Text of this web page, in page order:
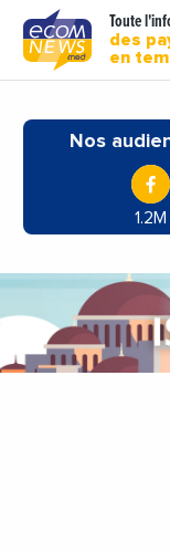
Toute
des
en
Nos
1.2M